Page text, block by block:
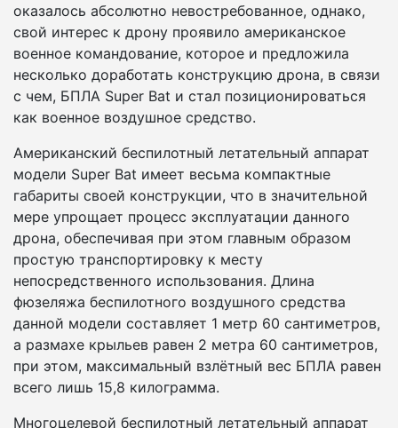
оказалось абсолютно невостребованное, однако,
свой интерес к дрону проявило американское
военное командование, которое и предложила
несколько доработать конструкцию дрона, в связи
с чем, БПЛА Super Bat и стал позиционироваться
как военное воздушное средство.
Американский беспилотный летательный аппарат
модели Super Bat имеет весьма компактные
габариты своей конструкции, что в значительной
мере упрощает процесс эксплуатации данного
дрона, обеспечивая при этом главным образом
простую транспортировку к месту
непосредственного использования. Длина
фюзеляжа беспилотного воздушного средства
данной модели составляет 1 метр 60 сантиметров,
а размахе крыльев равен 2 метра 60 сантиметров,
при этом, максимальный взлётный вес БПЛА равен
всего лишь 15,8 килограмма.
Многоцелевой беспилотный летательный аппарат